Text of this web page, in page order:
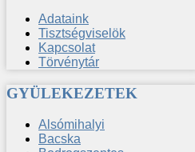
Adataink
Tisztségviselök
Kapcsolat
Törvénytár
GYÜLEKEZETEK
Alsómihalyi
Bacska